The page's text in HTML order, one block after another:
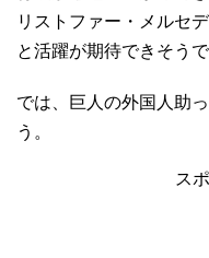
リストファー・メルセ
と活躍が期待できそうで
では、巨人の外国人助
う。
ス